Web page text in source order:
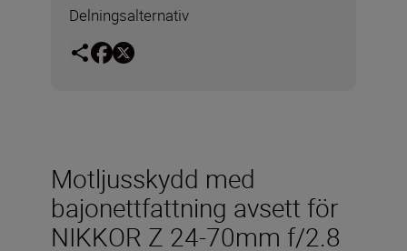
Delningsalternativ
Motljusskydd med
bajonettfattning avsett för
NIKKOR Z 24-70mm f/2.8